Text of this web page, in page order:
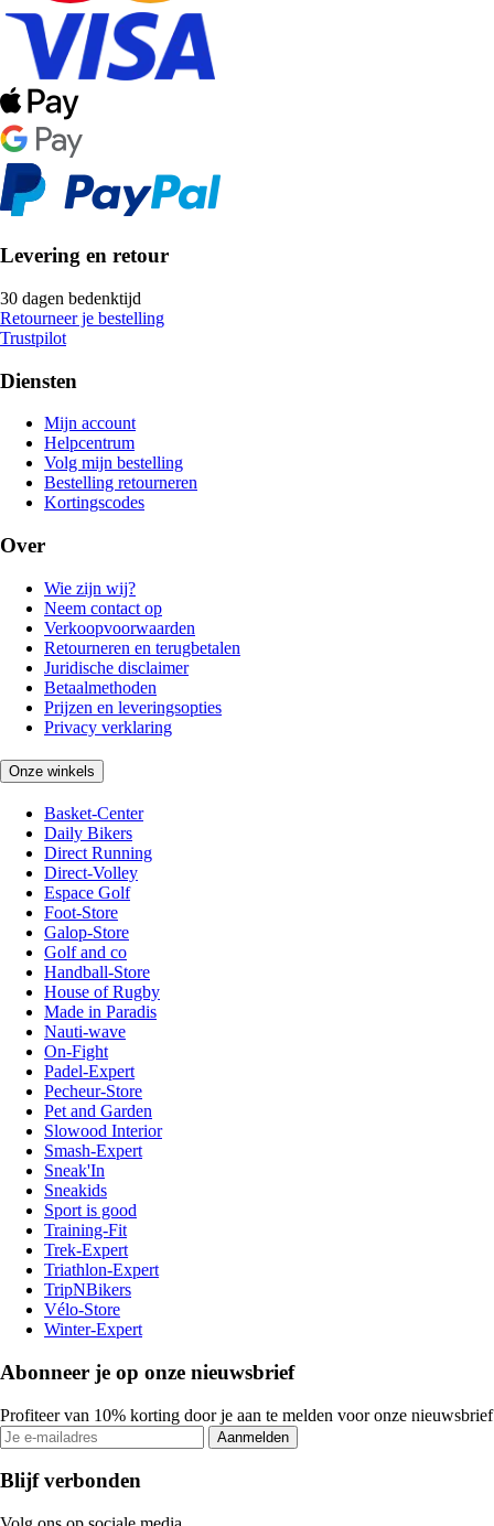
Levering en retour
30 dagen bedenktijd
Retourneer je bestelling
Trustpilot
Diensten
Mijn account
Helpcentrum
Volg mijn bestelling
Bestelling retourneren
Kortingscodes
Over
Wie zijn wij?
Neem contact op
Verkoopvoorwaarden
Retourneren en terugbetalen
Juridische disclaimer
Betaalmethoden
Prijzen en leveringsopties
Privacy verklaring
Onze winkels
Basket-Center
Daily Bikers
Direct Running
Direct-Volley
Espace Golf
Foot-Store
Galop-Store
Golf and co
Handball-Store
House of Rugby
Made in Paradis
Nauti-wave
On-Fight
Padel-Expert
Pecheur-Store
Pet and Garden
Slowood Interior
Smash-Expert
Sneak'In
Sneakids
Sport is good
Training-Fit
Trek-Expert
Triathlon-Expert
TripNBikers
Vélo-Store
Winter-Expert
Abonneer je op onze nieuwsbrief
Profiteer van 10% korting door je aan te melden voor onze nieuwsbrief
Aanmelden
Blijf verbonden